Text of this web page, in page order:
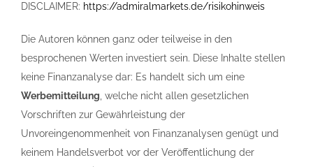
DISCLAIMER: https://admiralmarkets.de/risikohinweis
Die Autoren können ganz oder teilweise in den
besprochenen Werten investiert sein. Diese Inhalte stellen
keine Finanzanalyse dar: Es handelt sich um eine
Werbemitteilung , welche nicht allen gesetzlichen
Vorschriften zur Gewährleistung der
Unvoreingenommenheit von Finanzanalysen genügt und
keinem Handelsverbot vor der Veröffentlichung der